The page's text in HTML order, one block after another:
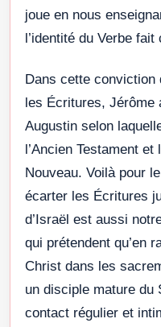
joue en nous
l’identité du Verbe fait
Dans cette conviction
les Écritures, Jérôme
Augustin selon
l’Ancien Testament
Nouveau. Voilà pour
écarter les Écritures
d’Israël est aussi
qui prétendent qu’en
Christ dans les
un disciple mature du
contact régulier et